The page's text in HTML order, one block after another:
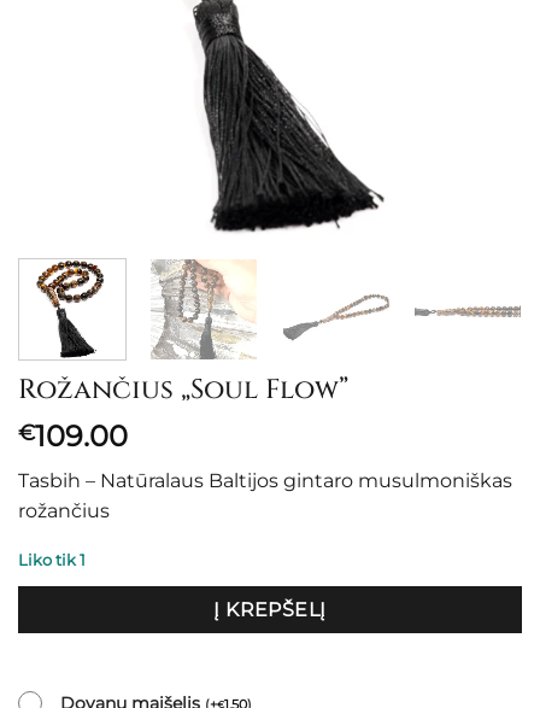
Rožančius „Soul Flow”
€109.00
Tasbih – Natūralaus Baltijos gintaro musulmoniškas
rožančius
Liko tik 1
Į KREPŠELĮ
Dovanų maišelis (+€1.50)